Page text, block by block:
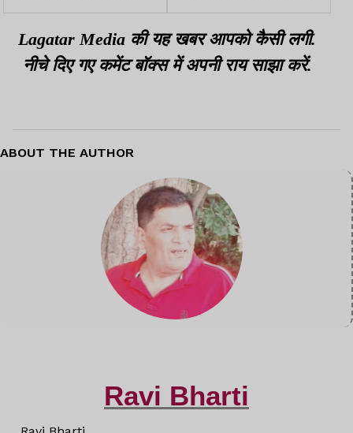
रातु चैम्बर ऑफ कॉमर्स
Lagatar Media की यह खबर आपको कैसी लगी.
नीचे दिए गए कमेंट बॉक्स में अपनी राय साझा करें.
ABOUT THE AUTHOR
Ravi Bharti